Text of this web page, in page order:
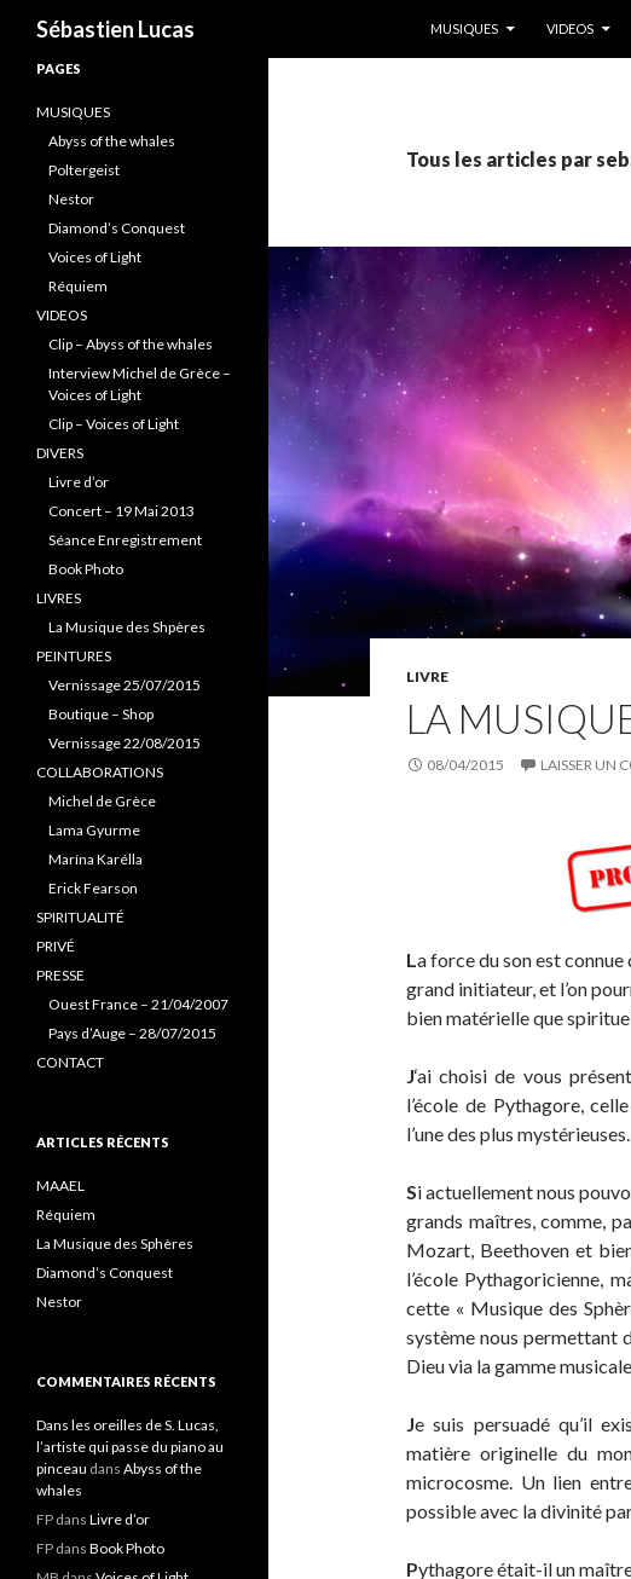
Sébastien Lucas
MUSIQUES
VIDEOS
Tous les articles par
LIVRE
LA
08/04/2015 LAISSER UN
La force du son est
grand initiateur, et l’on
bien matérielle que
J‘ai choisi de vous
l’école de Pythagore,
l’une des plus mystérieuses.
Si actuellement nous
grands maîtres, comme,
Mozart, Beethoven et
l’école Pythagoricienne,
cette « Musique des
système nous permettant
Dieu via la gamme
Je suis persuadé qu’il
matière originelle du
microcosme. Un lien
possible avec la divinité
Pythagore était-il un
PAGES
MUSIQUES
Abyss of the whales
Poltergeist
Nestor
Diamond’s Conquest
Voices of Light
Réquiem
VIDEOS
Clip – Abyss of the whales
Interview Michel de Grèce –
Voices of Light
Clip – Voices of Light
DIVERS
Livre d’or
Concert – 19 Mai 2013
Séance Enregistrement
Book Photo
LIVRES
La Musique des Shpères
PEINTURES
Vernissage 25/07/2015
Boutique – Shop
Vernissage 22/08/2015
COLLABORATIONS
Michel de Grèce
Lama Gyurme
Marína Karélla
Erick Fearson
SPIRITUALITÉ
PRIVÉ
PRESSE
Ouest France – 21/04/2007
Pays d’Auge – 28/07/2015
CONTACT
ARTICLES RÉCENTS
MAAEL
Réquiem
La Musique des Sphères
Diamond’s Conquest
Nestor
COMMENTAIRES RÉCENTS
Dans les oreilles de S. Lucas,
l’artiste qui passe du piano au
pinceau dans Abyss of the
whales
FP dans Livre d’or
FP dans Book Photo